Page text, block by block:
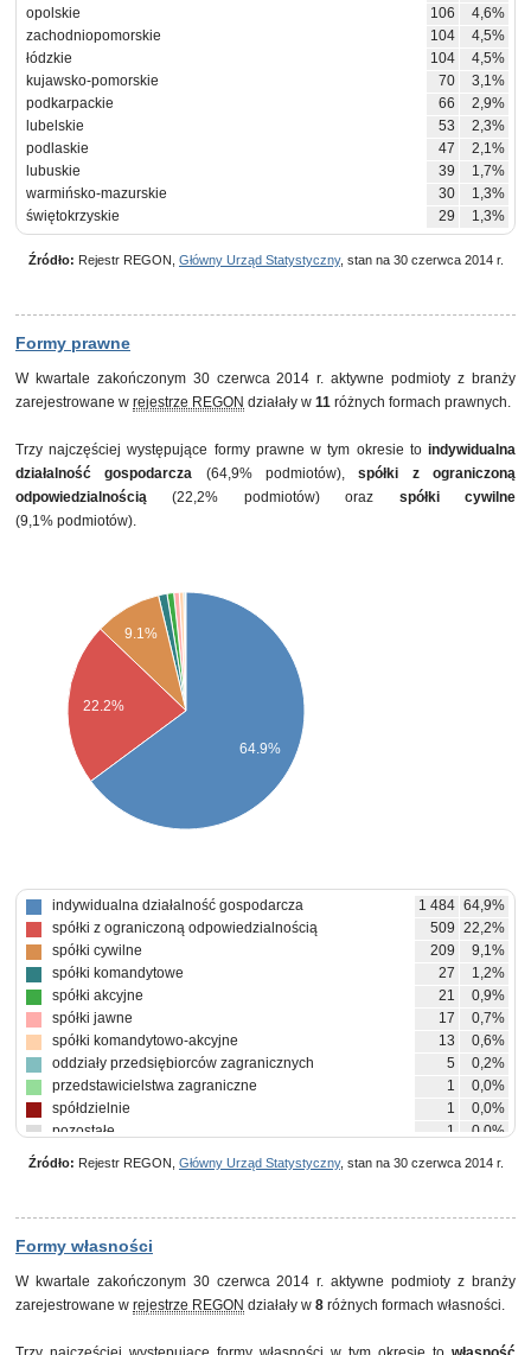
opolskie
106
4,6%
zachodniopomorskie
104
4,5%
łódzkie
104
4,5%
kujawsko-pomorskie
70
3,1%
podkarpackie
66
2,9%
lubelskie
53
2,3%
podlaskie
47
2,1%
lubuskie
39
1,7%
warmińsko-mazurskie
30
1,3%
świętokrzyskie
29 1,3%
Źródło: Rejestr REGON, Główny Urząd Statystyczny, stan na 30 czerwca 2014 r.
Formy prawne
W kwartale zakończonym 30 czerwca 2014 r. aktywne podmioty z branży
zarejestrowane w rejestrze REGON działały w 11 różnych formach prawnych.
Trzy najczęściej występujące formy prawne w tym okresie to indywidualna
działalność gospodarcza (64,9% podmiotów),spółki z ograniczoną
odpowiedzialnością (22,2% podmiotów) oraz spółki cywilne
(9,1% podmiotów).
9.1%
22.2%
64.9%
indywidualna działalność gospodarcza 1 484 64,9%
spółki z ograniczoną odpowiedzialnością
509 22,2%
spółki cywilne
209
9,1%
spółki komandytowe
27
1,2%
spółki akcyjne
21
0,9%
spółki jawne
17
0,7%
spółki komandytowo-akcyjne
13
0,6%
oddziały przedsiębiorców zagranicznych
5
0,2%
przedstawicielstwa zagraniczne
1
0,0%
spółdzielnie
1
0,0%
pozostałe
1 0,0%
Źródło: Rejestr REGON, Główny Urząd Statystyczny, stan na 30 czerwca 2014 r.
Formy własności
W kwartale zakończonym 30 czerwca 2014 r. aktywne podmioty z branży
zarejestrowane w rejestrze REGON działały w 8 różnych formach własności.